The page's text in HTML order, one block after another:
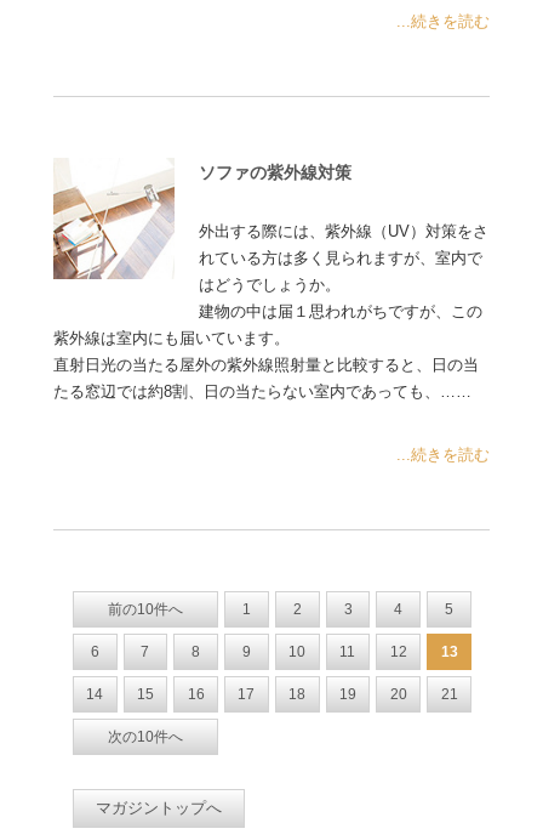
...続きを読む
ソファの紫外線対策
外出する際には、紫外線（UV）対策をさ
れている方は多く見られますが、室内で
はどうでしょうか。
建物の中は届１思われがちですが、この
紫外線は室内にも届いています。
直射日光の当たる屋外の紫外線照射量と比較すると、日の当
たる窓辺では約8割、日の当たらない室内であっても、……
...続きを読む
前の10件へ 1 2 3 4 5
6 7 8 9 10 11 12 13
14 15 16 17 18 19 20 21
次の10件へ
マガジントップへ